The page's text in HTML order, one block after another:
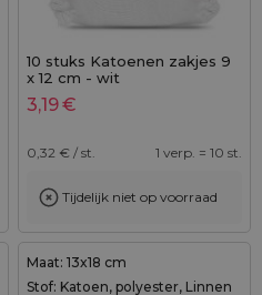
10 stuks Katoenen zakjes 9
x 12 cm - wit
3,19€
0,32 € / st. 1 verp. = 10 st.
Tijdelijk niet op voorraad
Maat: 13x18 cm
Stof: Katoen, polyester, Linnen